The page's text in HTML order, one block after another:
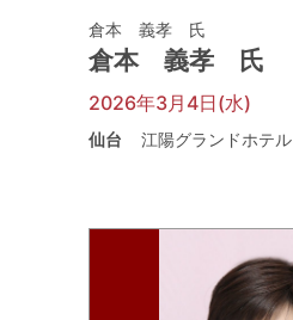
倉本 義孝 氏
倉本 義孝 氏
2026年3月4日(水)
仙台 江陽グランドホテル